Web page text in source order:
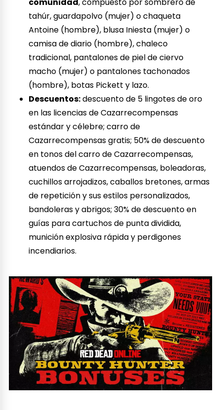
tahúr, guardapolvo (mujer) o chaqueta
Antoine (hombre), blusa Iniesta (mujer) o
camisa de diario (hombre), chaleco
tradicional, pantalones de piel de ciervo
macho (mujer) o pantalones tachonados
(hombre), botas Pickett y lazo.
Descuentos:descuento de 5 lingotes de oro
en las licencias de Cazarrecompensas
estándar y célebre; carro de
Cazarrecompensas gratis; 50% de descuento
en tonos del carro de Cazarrecompensas,
atuendos de Cazarrecompensas, boleadoras,
cuchillos arrojadizos, caballos bretones, armas
de repetición y sus estilos personalizados,
bandoleras y abrigos; 30% de descuento en
guías para cartuchos de punta dividida,
munición explosiva rápida y perdigones
incendiarios.